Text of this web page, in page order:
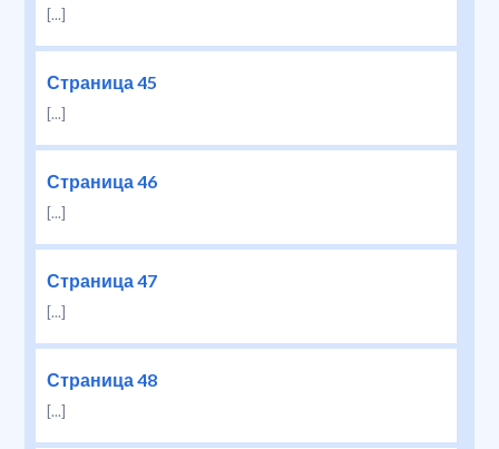
[...]
Страница 45
[...]
Страница 46
[...]
Страница 47
[...]
Страница 48
[...]